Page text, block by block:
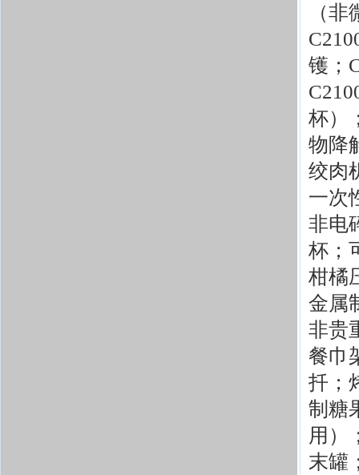
（
镬；
杯）
物降
绞肉
一次
非电
杯；
柑橘
金属
非贵
餐巾
扦；
制糖
用）
末罐